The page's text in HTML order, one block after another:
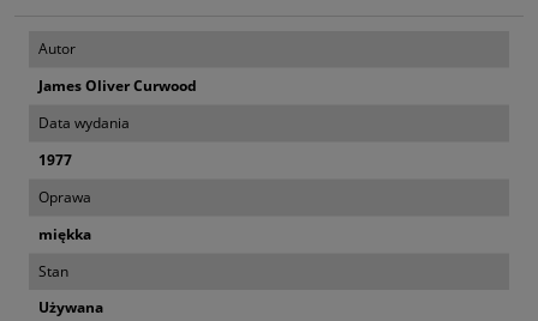
Autor
James Oliver Curwood
Data wydania
1977
Oprawa
miękka
Stan
Używana